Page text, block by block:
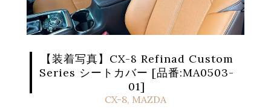
【装着写真】CX-8 Refinad Custom
Series シートカバー [品番:MA0503-
01]
CX-8, MAZDA